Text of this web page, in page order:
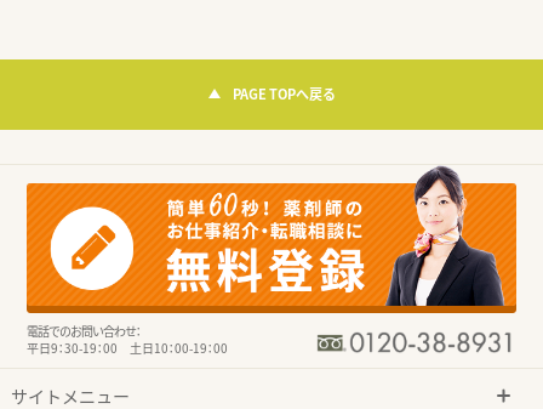
PAGE TOPへ戻る
電話でのお問い合わせ：
平日9：30-19：00 土日10：00-19：00
サイトメニュー